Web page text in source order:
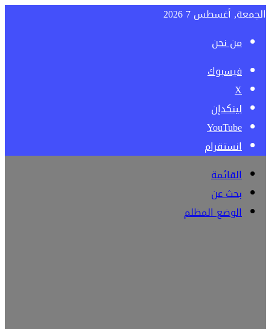
الجمعة, أغسطس 7 2026
من نحن
فيسبوك
‫X
لينكدإن
‫YouTube
انستقرام
القائمة
بحث عن
الوضع المظلم